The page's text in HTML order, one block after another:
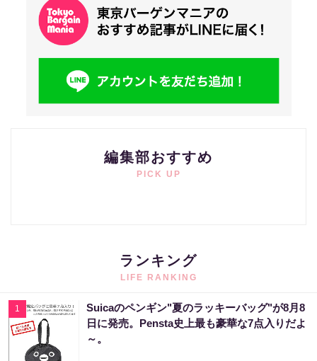
編集部おすすめ
PICK UP
ランキング
LIFE RANKING
1
Suicaのペンギン"夏のラッキーバッグ"が8月8
日に発売。Pensta史上最も豪華な7点入りだよ
～。